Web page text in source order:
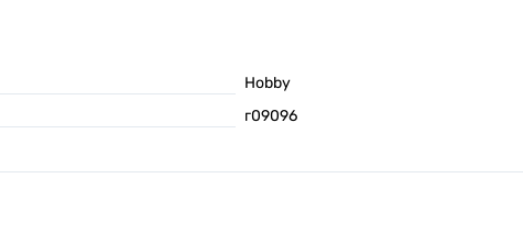
Hobby
г09096